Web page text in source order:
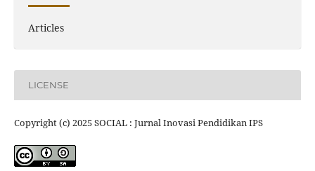
Articles
LICENSE
Copyright (c) 2025 SOCIAL : Jurnal Inovasi Pendidikan IPS